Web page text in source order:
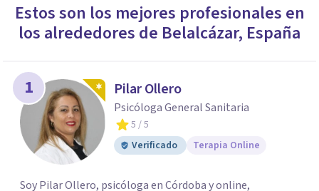
ENCONTRAR MI TERAPEUTA
¿Necesitas ayuda para encontrar el
Responde a unas breves preguntas y te ofreceremos
los profesionales que más se ajustan a tus
necesidades.
Responder cuestionario
Estos son los mejores profesionales en
los alrededores de Belalcázar, España
1 Pilar Ollero
Psicóloga General Sanitaria
5 / 5
Verificado
Terapia Online
Soy Pilar Ollero, psicóloga en Córdoba y online,